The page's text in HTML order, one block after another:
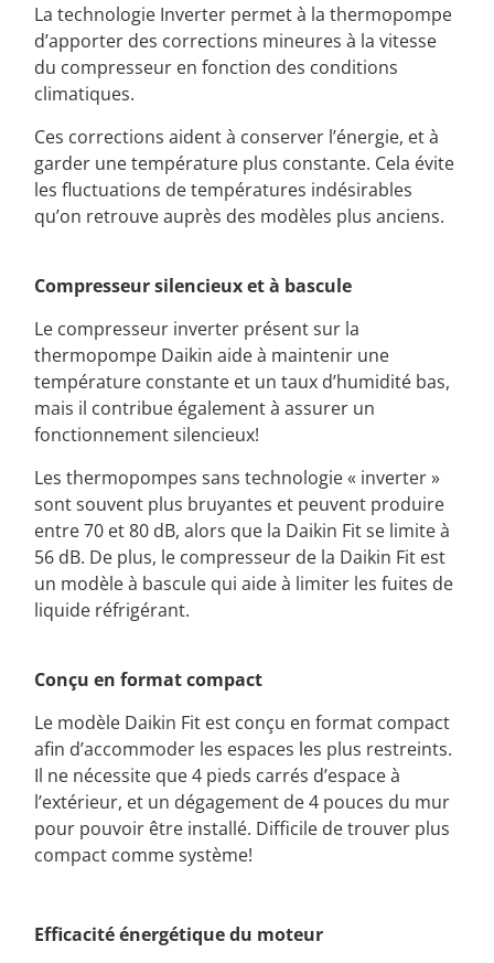
La technologie Inverter permet à la thermopompe
d’apporter des corrections mineures à la vitesse
du compresseur en fonction des conditions
climatiques.
Ces corrections aident à conserver l’énergie, et à
garder une température plus constante. Cela évite
les fluctuations de températures indésirables
qu’on retrouve auprès des modèles plus anciens.
Compresseur silencieux et à bascule
Le compresseur inverter présent sur la
thermopompe Daikin aide à maintenir une
température constante et un taux d’humidité bas,
mais il contribue également à assurer un
fonctionnement silencieux!
Les thermopompes sans technologie « inverter »
sont souvent plus bruyantes et peuvent produire
entre 70 et 80 dB, alors que la Daikin Fit se limite à
56 dB. De plus, le compresseur de la Daikin Fit est
un modèle à bascule qui aide à limiter les fuites de
liquide réfrigérant.
Conçu en format compact
Le modèle Daikin Fit est conçu en format compact
afin d’accommoder les espaces les plus restreints.
Il ne nécessite que 4 pieds carrés d’espace à
l’extérieur, et un dégagement de 4 pouces du mur
pour pouvoir être installé. Difficile de trouver plus
compact comme système!
Efficacité énergétique du moteur